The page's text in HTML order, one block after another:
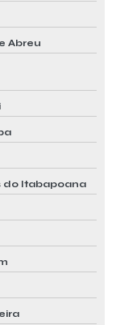
Abreu
do Itabapoana